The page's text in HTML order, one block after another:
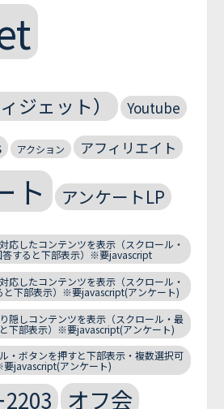
ジェット）
Youtube
アクション アフィリエイト
ト アンケートLP
応したコンテンツを表示（スクロール・
答すると下部表示）※要javascript
応したコンテンツを表示（スクロール・
と下部表示）※要javascript(アンケート)
隠しコンテンツを表示（スクロール・最
下部表示）※要javascript(アンケート)
・ボタンを押すと下部表示・複数選択可
javascript(アンケート)
オフ会